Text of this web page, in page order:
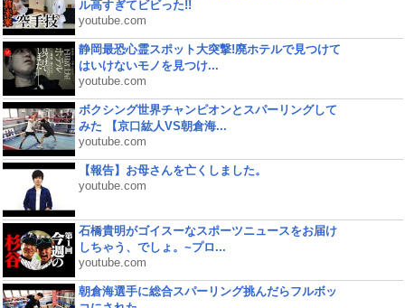
ル高すぎてビビった!!
youtube.com
静岡最恐心霊スポット大突撃!廃ホテルで見つけて
はいけないモノを見つけ...
youtube.com
ボクシング世界チャンピオンとスパーリングして
みた 【京口紘人VS朝倉海...
youtube.com
【報告】お母さんを亡くしました。
youtube.com
石橋貴明がゴイスーなスポーツニュースをお届け
しちゃう、でしょ。~プロ...
youtube.com
朝倉海選手に総合スパーリング挑んだらフルボッ